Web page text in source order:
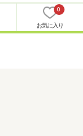
0
お気に入り